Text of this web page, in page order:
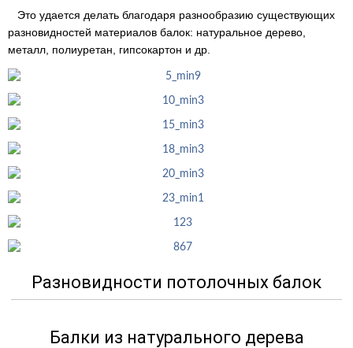
Это удается делать благодаря разнообразию существующих
разновидностей материалов балок: натуральное дерево,
металл, полиуретан, гипсокартон и др.
Разновидности потолочных балок
Балки из натурального дерева